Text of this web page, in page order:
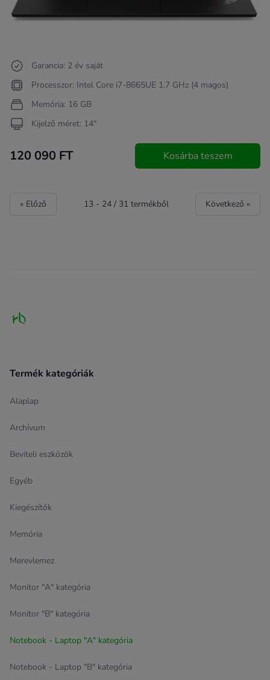
Garancia: 2 év saját
Processzor: Intel Core i7-8665UE 1.7 GHz (4 magos)
Memória: 16 GB
Kijelző méret: 14"
120 090 FT Kosárba teszem
« Előző 13- 24/ 31 termékből Következő »
Termék kategóriák
Alaplap
Archívum
Beviteli eszközök
Egyéb
Kiegészítők
Memória
Merevlemez
Monitor "A" kategória
Monitor "B" kategória
Notebook - Laptop "A" kategória
Notebook - Laptop "B" kategória